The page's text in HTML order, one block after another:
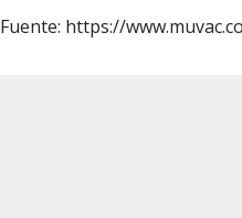
Fuente: https://